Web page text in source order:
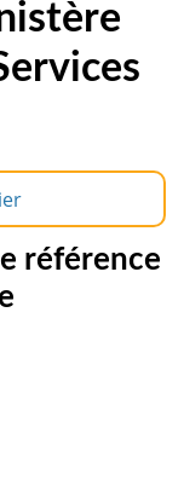
référence